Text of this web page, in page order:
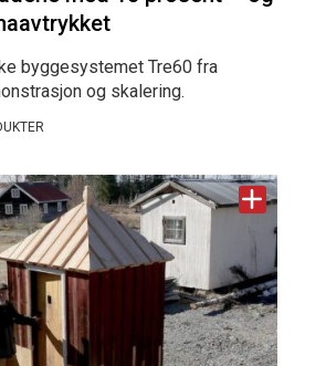
byggesystemet Tre60 fra
og skalering.